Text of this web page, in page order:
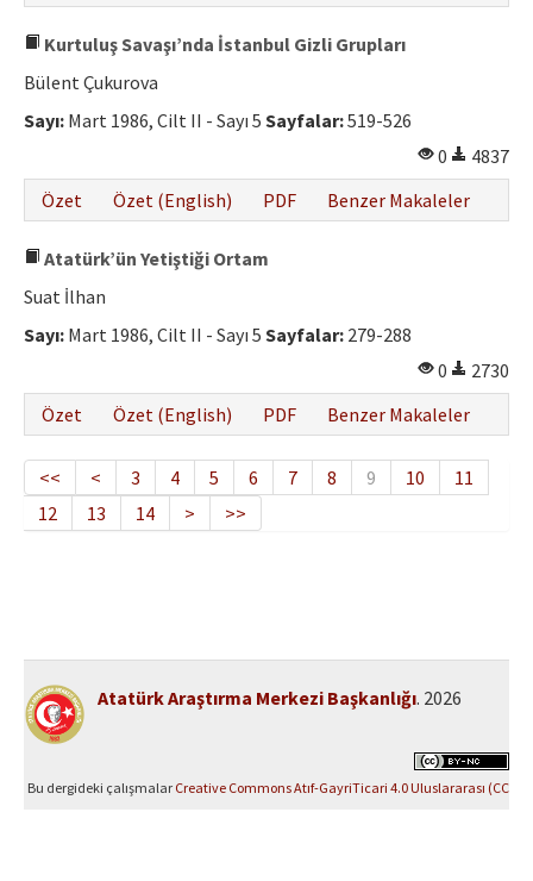
Kurtuluş Savaşı’nda İstanbul Gizli Grupları
Bülent Çukurova
Sayı: Mart 1986, Cilt II - Sayı 5 Sayfalar:519-526
0
4837
Özet
Özet (English) PDF Benzer Makaleler
Atatürk’ün Yetiştiği Ortam
Suat İlhan
Sayı: Mart 1986, Cilt II - Sayı 5 Sayfalar: 279-288
0
2730
Özet
Özet (English) PDF Benzer Makaleler
<< < 3 4 5 6 7 8 9 10
11
12
13 14 > >>
Atatürk Araştırma Merkezi Başkanlığı. 2026
Bu dergideki çalışmalar Creative Commons Atıf-GayriTicari 4.0 Uluslararası (CC